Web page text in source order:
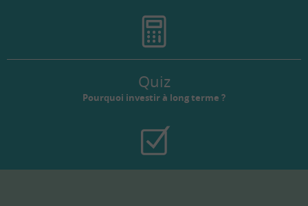
Quiz
Pourquoi investir à long terme ?